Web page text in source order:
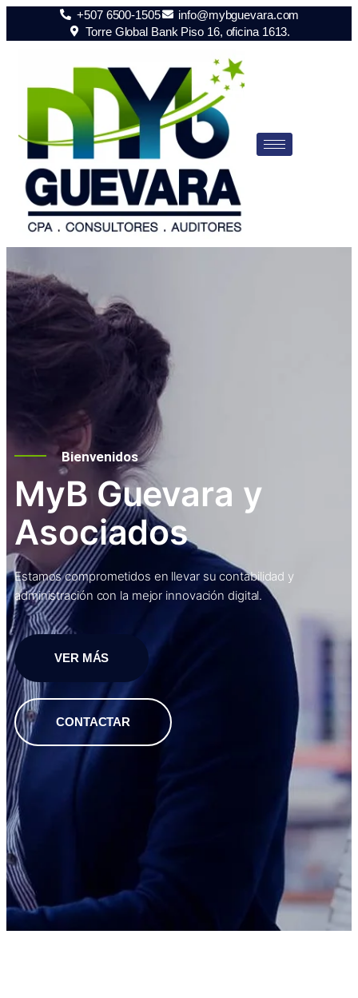
+507 6500-1505
info@mybguevara.com
Torre Global Bank Piso 16, oficina 1613.
Bienvenidos
MyB Guevara y
Asociados
Estamos comprometidos en llevar su contabilidad y
administración con la mejor innovación digital.
VER MÁS
CONTACTAR